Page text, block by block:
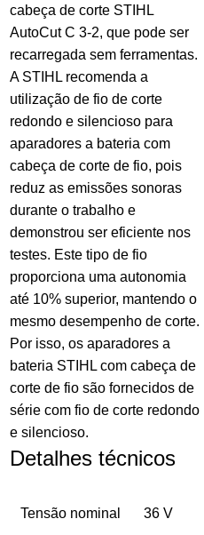
cabeça de corte STIHL
AutoCut C 3-2, que pode ser
recarregada sem ferramentas.
A STIHL recomenda a
utilização de fio de corte
redondo e silencioso para
aparadores a bateria com
cabeça de corte de fio, pois
reduz as emissões sonoras
durante o trabalho e
demonstrou ser eficiente nos
testes. Este tipo de fio
proporciona uma autonomia
até 10% superior, mantendo o
mesmo desempenho de corte.
Por isso, os aparadores a
bateria STIHL com cabeça de
corte de fio são fornecidos de
série com fio de corte redondo
e silencioso.
Detalhes técnicos
Tensão nominal 36 V